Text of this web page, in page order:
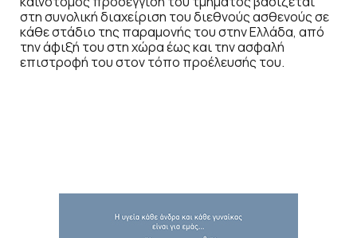
στη συνολική διαχείριση του διεθνούς ασθενούς σε
κάθε στάδιο της παραμονής του στην Ελλάδα, από
την άφιξή του στη χώρα έως και την ασφαλή
επιστροφή του στον τόπο προέλευσής του.